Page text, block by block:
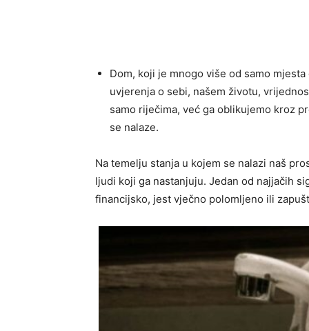
Dom, koji je mnogo više od samo
uvjerenja o sebi, našem životu,
samo riječima, već ga oblikujemo kroz
se nalaze.
Na temelju stanja u kojem se nalazi naš
ljudi koji ga nastanjuju. Jedan od najjačih
financijsko, jest vječno polomljeno ili